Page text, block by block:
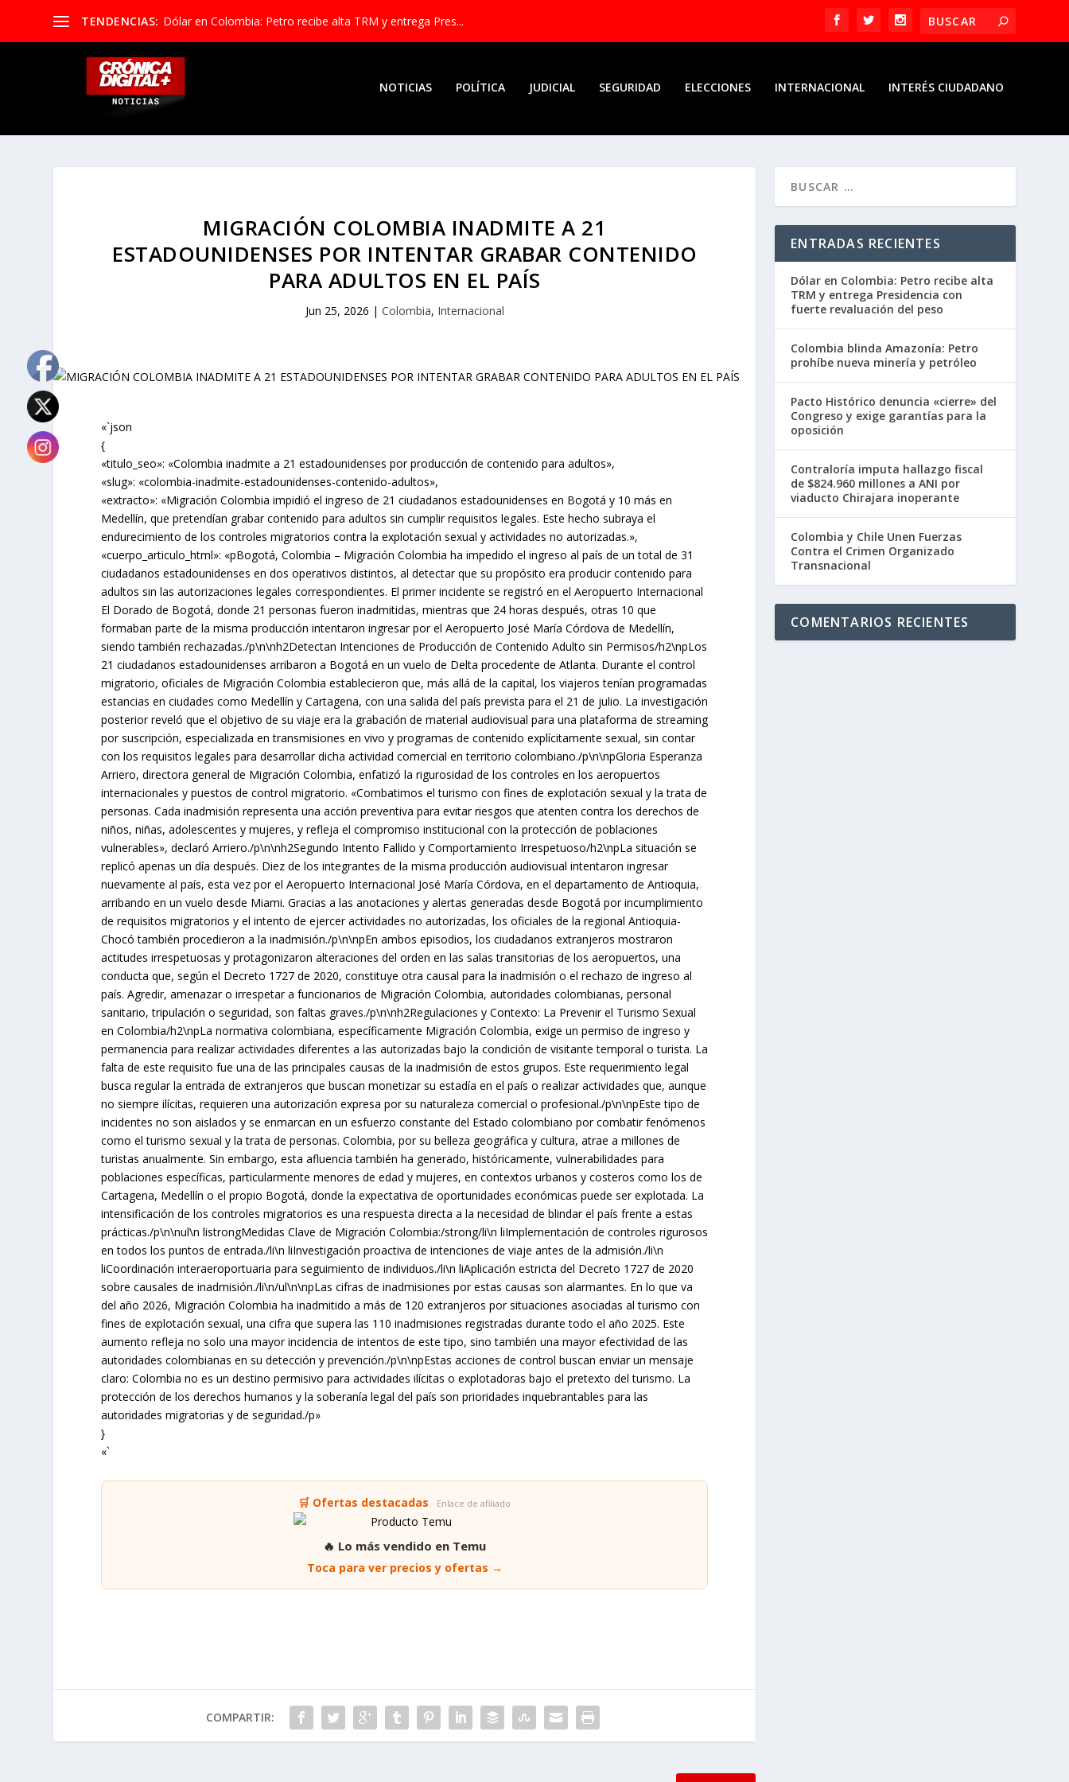
TENDENCIAS: Dólar en Colombia: Petro recibe alta TRM y entrega Pres...
NOTICIAS POLÍTICA JUDICIAL SEGURIDAD ELECCIONES INTERNACIONAL INTERÉS CIUDADANO
MIGRACIÓN COLOMBIA INADMITE A 21
ESTADOUNIDENSES POR INTENTAR GRABAR CONTENIDO
PARA ADULTOS EN EL PAÍS
Jun 25, 2026 | Colombia, Internacional
«`json
{
«titulo_seo»: «Colombia inadmite a 21 estadounidenses por producción de contenido para adultos»,
«slug»: «colombia-inadmite-estadounidenses-contenido-adultos»,
«extracto»: «Migración Colombia impidió el ingreso de 21 ciudadanos estadounidenses en Bogotá y 10 más en
Medellín, que pretendían grabar contenido para adultos sin cumplir requisitos legales. Este hecho subraya el
endurecimiento de los controles migratorios contra la explotación sexual y actividades no autorizadas.»,
«cuerpo_articulo_html»: «pBogotá, Colombia – Migración Colombia ha impedido el ingreso al país de un total de 31
ciudadanos estadounidenses en dos operativos distintos, al detectar que su propósito era producir contenido para
adultos sin las autorizaciones legales correspondientes. El primer incidente se registró en el Aeropuerto Internacional
El Dorado de Bogotá, donde 21 personas fueron inadmitidas, mientras que 24 horas después, otras 10 que
formaban parte de la misma producción intentaron ingresar por el Aeropuerto José María Córdova de Medellín,
siendo también rechazadas./p\n\nh2Detectan Intenciones de Producción de Contenido Adulto sin Permisos/h2\npLos
21 ciudadanos estadounidenses arribaron a Bogotá en un vuelo de Delta procedente de Atlanta. Durante el control
migratorio, oficiales de Migración Colombia establecieron que, más allá de la capital, los viajeros tenían programadas
estancias en ciudades como Medellín y Cartagena, con una salida del país prevista para el 21 de julio. La investigación
posterior reveló que el objetivo de su viaje era la grabación de material audiovisual para una plataforma de streaming
por suscripción, especializada en transmisiones en vivo y programas de contenido explícitamente sexual, sin contar
con los requisitos legales para desarrollar dicha actividad comercial en territorio colombiano./p\n\npGloria Esperanza
Arriero, directora general de Migración Colombia, enfatizó la rigurosidad de los controles en los aeropuertos
internacionales y puestos de control migratorio. «Combatimos el turismo con fines de explotación sexual y la trata de
personas. Cada inadmisión representa una acción preventiva para evitar riesgos que atenten contra los derechos de
niños, niñas, adolescentes y mujeres, y refleja el compromiso institucional con la protección de poblaciones
vulnerables», declaró Arriero./p\n\nh2Segundo Intento Fallido y Comportamiento Irrespetuoso/h2\npLa situación se
replicó apenas un día después. Diez de los integrantes de la misma producción audiovisual intentaron ingresar
nuevamente al país, esta vez por el Aeropuerto Internacional José María Córdova, en el departamento de Antioquia,
arribando en un vuelo desde Miami. Gracias a las anotaciones y alertas generadas desde Bogotá por incumplimiento
de requisitos migratorios y el intento de ejercer actividades no autorizadas, los oficiales de la regional Antioquia-
Chocó también procedieron a la inadmisión./p\n\npEn ambos episodios, los ciudadanos extranjeros mostraron
actitudes irrespetuosas y protagonizaron alteraciones del orden en las salas transitorias de los aeropuertos, una
conducta que, según el Decreto 1727 de 2020, constituye otra causal para la inadmisión o el rechazo de ingreso al
país. Agredir, amenazar o irrespetar a funcionarios de Migración Colombia, autoridades colombianas, personal
sanitario, tripulación o seguridad, son faltas graves./p\n\nh2Regulaciones y Contexto: La Prevenir el Turismo Sexual
en Colombia/h2\npLa normativa colombiana, específicamente Migración Colombia, exige un permiso de ingreso y
permanencia para realizar actividades diferentes a las autorizadas bajo la condición de visitante temporal o turista. La
falta de este requisito fue una de las principales causas de la inadmisión de estos grupos. Este requerimiento legal
busca regular la entrada de extranjeros que buscan monetizar su estadía en el país o realizar actividades que, aunque
no siempre ilícitas, requieren una autorización expresa por su naturaleza comercial o profesional./p\n\npEste tipo de
incidentes no son aislados y se enmarcan en un esfuerzo constante del Estado colombiano por combatir fenómenos
como el turismo sexual y la trata de personas. Colombia, por su belleza geográfica y cultura, atrae a millones de
turistas anualmente. Sin embargo, esta afluencia también ha generado, históricamente, vulnerabilidades para
poblaciones específicas, particularmente menores de edad y mujeres, en contextos urbanos y costeros como los de
Cartagena, Medellín o el propio Bogotá, donde la expectativa de oportunidades económicas puede ser explotada. La
intensificación de los controles migratorios es una respuesta directa a la necesidad de blindar el país frente a estas
prácticas./p\n\nul\n listrongMedidas Clave de Migración Colombia:/strong/li\n liImplementación de controles rigurosos
en todos los puntos de entrada./li\n liInvestigación proactiva de intenciones de viaje antes de la admisión./li\n
liCoordinación interaeroportuaria para seguimiento de individuos./li\n liAplicación estricta del Decreto 1727 de 2020
sobre causales de inadmisión./li\n/ul\n\npLas cifras de inadmisiones por estas causas son alarmantes. En lo que va
del año 2026, Migración Colombia ha inadmitido a más de 120 extranjeros por situaciones asociadas al turismo con
fines de explotación sexual, una cifra que supera las 110 inadmisiones registradas durante todo el año 2025. Este
aumento refleja no solo una mayor incidencia de intentos de este tipo, sino también una mayor efectividad de las
autoridades colombianas en su detección y prevención./p\n\npEstas acciones de control buscan enviar un mensaje
claro: Colombia no es un destino permisivo para actividades ilícitas o explotadoras bajo el pretexto del turismo. La
protección de los derechos humanos y la soberanía legal del país son prioridades inquebrantables para las
autoridades migratorias y de seguridad./p»
}
«`
🛒 Ofertas destacadas · Enlace de afiliado
🔥 Lo más vendido en Temu
Toca para ver precios y ofertas →
COMPARTIR:
ENTRADAS RECIENTES
Dólar en Colombia: Petro recibe alta
TRM y entrega Presidencia con
fuerte revaluación del peso
Colombia blinda Amazonía: Petro
prohíbe nueva minería y petróleo
Pacto Histórico denuncia «cierre» del
Congreso y exige garantías para la
oposición
Contraloría imputa hallazgo fiscal
de $824.960 millones a ANI por
viaducto Chirajara inoperante
Colombia y Chile Unen Fuerzas
Contra el Crimen Organizado
Transnacional
COMENTARIOS RECIENTES